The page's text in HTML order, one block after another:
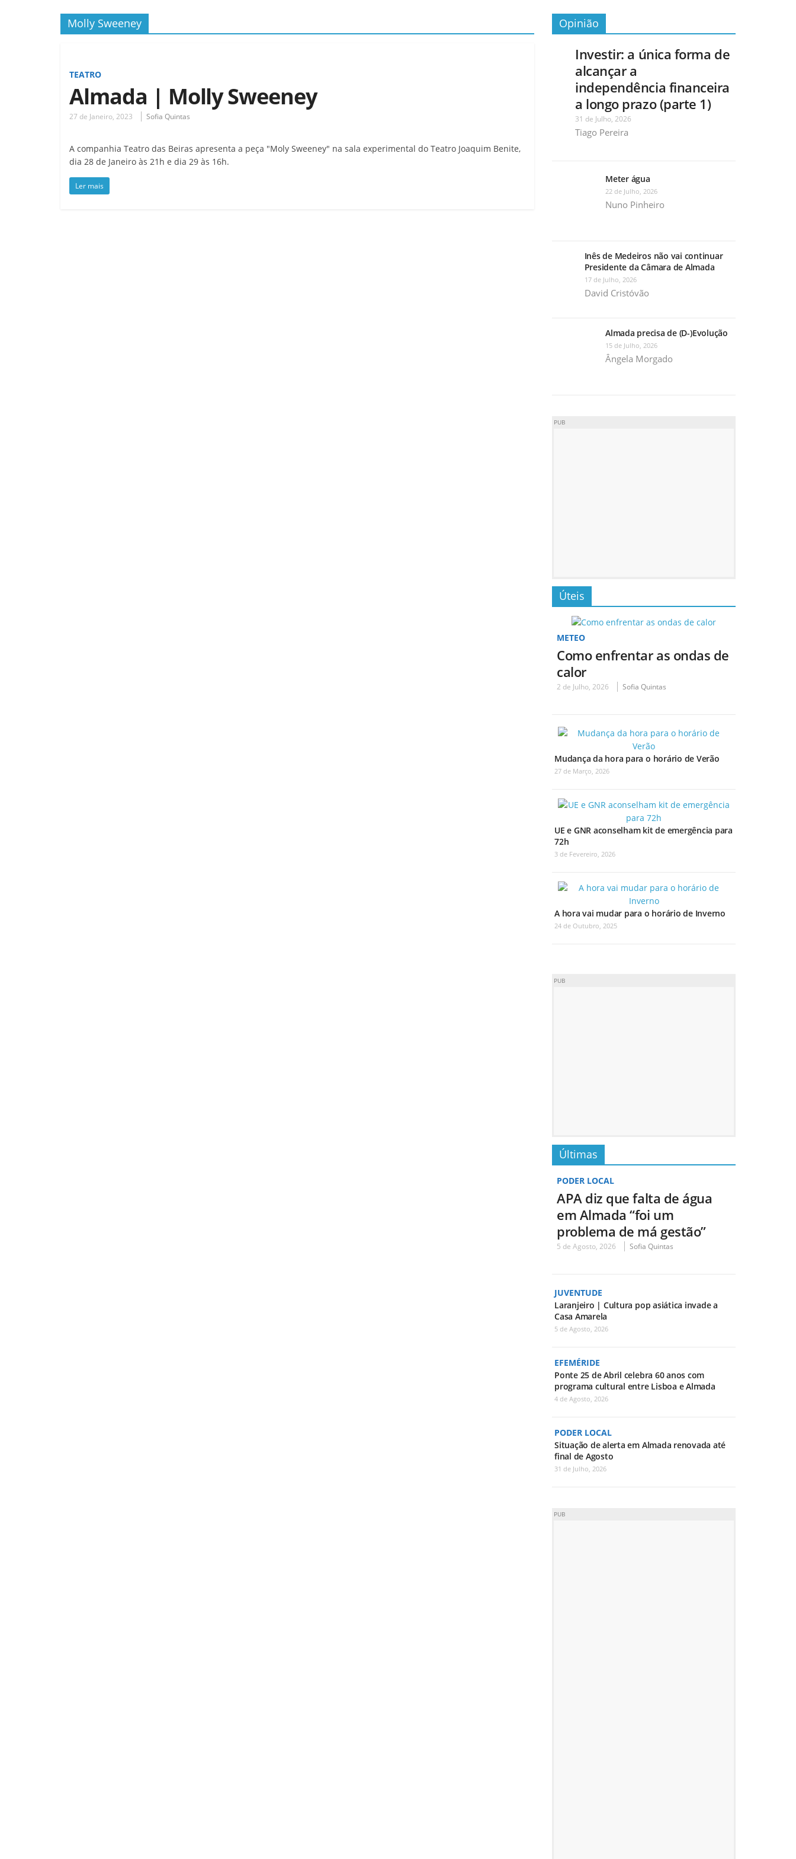
Molly Sweeney
TEATRO
Almada | Molly Sweeney
27 de Janeiro, 2023 Sofia Quintas
A companhia Teatro das Beiras apresenta a peça "Moly Sweeney" na sala experimental do Teatro Joaquim Benite,
dia 28 de Janeiro às 21h e dia 29 às 16h.
Ler mais
Opinião
Investir: a única forma de
alcançar a
independência financeira
a longo prazo (parte 1)
31 de Julho, 2026
Tiago Pereira
Meter água
22 de Julho, 2026
Nuno Pinheiro
Inês de Medeiros não vai continuar
Presidente da Câmara de Almada
17 de Julho, 2026
David Cristóvão
Almada precisa de (D-)Evolução
15 de Julho, 2026
Ângela Morgado
PUB
Úteis
METEO
Como enfrentar as ondas de
calor
2 de Julho, 2026 Sofia Quintas
Mudança da hora para o horário de Verão
27 de Março, 2026
UE e GNR aconselham kit de emergência para
72h
3 de Fevereiro, 2026
A hora vai mudar para o horário de Inverno
24 de Outubro, 2025
PUB
Últimas
PODER LOCAL
APA diz que falta de água
em Almada “foi um
problema de má gestão”
5 de Agosto, 2026 Sofia Quintas
JUVENTUDE
Laranjeiro | Cultura pop asiática invade a
Casa Amarela
5 de Agosto, 2026
EFEMÉRIDE
Ponte 25 de Abril celebra 60 anos com
programa cultural entre Lisboa e Almada
4 de Agosto, 2026
PODER LOCAL
Situação de alerta em Almada renovada até
final de Agosto
31 de Julho, 2026
PUB